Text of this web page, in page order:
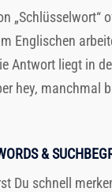
Englischen
Antwort liegt in
hey, manchmal
&
Du schnell